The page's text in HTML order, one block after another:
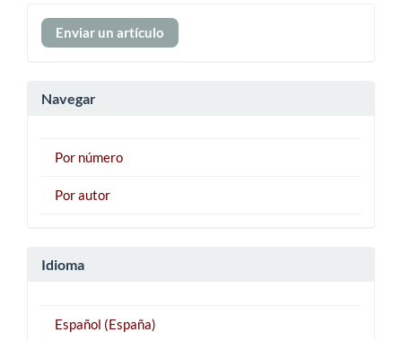
Enviar
un
Enviar un artículo
Navegar
Por número
Por autor
Idioma
Español (España)